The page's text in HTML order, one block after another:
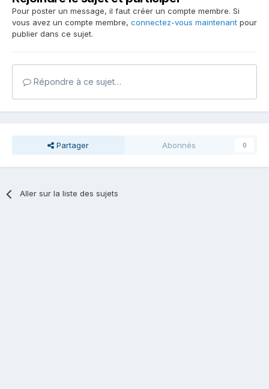
Pour poster un message, il faut créer un compte membre. Si
vous avez un compte membre, connectez-vous maintenant pour
publier dans ce sujet.
Répondre à ce sujet…
Partager Abonnés 0
Aller sur la liste des sujets